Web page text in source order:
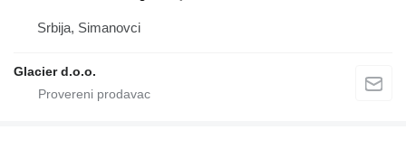
Srbija, Simanovci
Glacier d.o.o.